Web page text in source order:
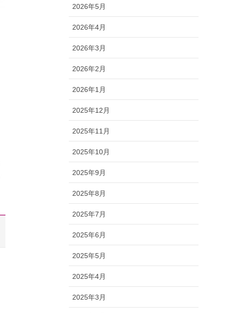
2026年5月
2026年4月
2026年3月
2026年2月
2026年1月
2025年12月
2025年11月
2025年10月
2025年9月
2025年8月
2025年7月
2025年6月
2025年5月
2025年4月
2025年3月